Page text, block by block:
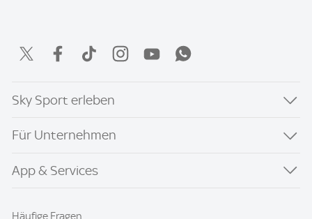
Sky Sport erleben
Für Unternehmen
App & Services
Häufige Fragen